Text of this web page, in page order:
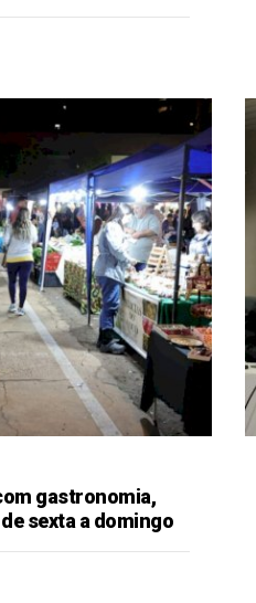
gastronomia,
sexta a domingo